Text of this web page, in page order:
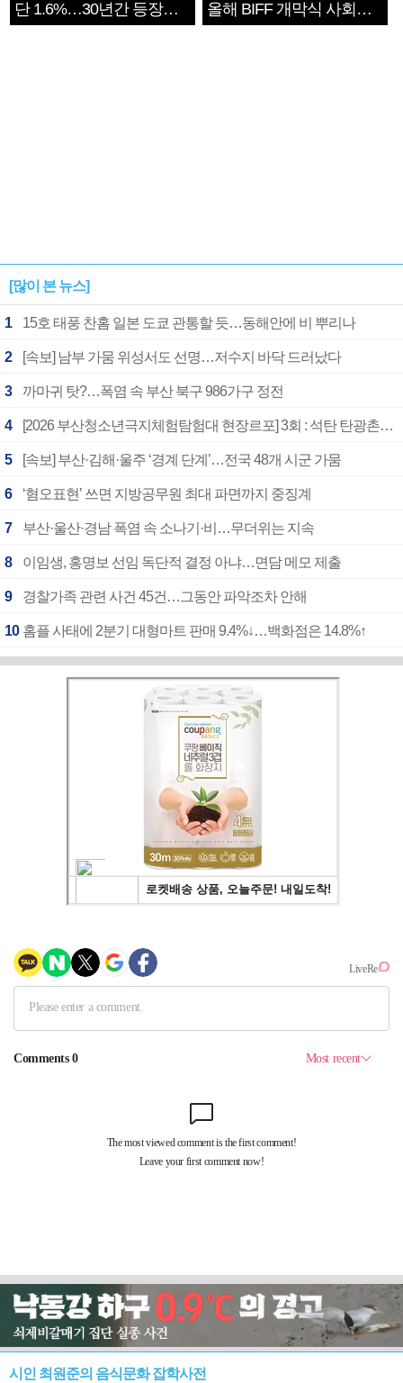
단 1.6%…30년간 등장
1182개팀 전수조사
올해 BIFF 개막식 사회자
확정
[많이 본 뉴스]
1 15호 태풍 찬홈 일본 도쿄 관통할 듯…동해안에 비 뿌리나
2 [속보] 남부 가뭄 위성서도 선명…저수지 바닥 드러났다
3 까마귀 탓?…폭염 속 부산 북구 986가구 정전
4 [2026 부산청소년극지체험탐험대 현장르포] 3회 : 석탄 탄광촌에서 북극 연구의 중심지로
5 [속보] 부산·김해·울주 ‘경계 단계’…전국 48개 시군 가뭄
6 ‘혐오표현’ 쓰면 지방공무원 최대 파면까지 중징계
7 부산·울산·경남 폭염 속 소나기·비…무더위는 지속
8 이임생, 홍명보 선임 독단적 결정 아냐…면담 메모 제출
9 경찰가족 관련 사건 45건…그동안 파악조차 안해
10 홈플 사태에 2분기 대형마트 판매 9.4%↓…백화점은 14.8%↑
시인 최원준의 음식문화 잡학사전